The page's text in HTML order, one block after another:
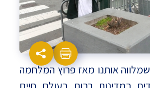
אותנו מאז פרוץ המלחמה